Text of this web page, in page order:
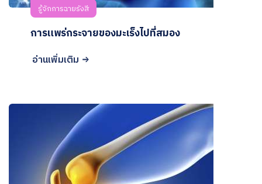
รู้จักการฉายรังสี
การแพร่กระจายของมะเร็งไปที่สมอง
อ่านเพิ่มเติม